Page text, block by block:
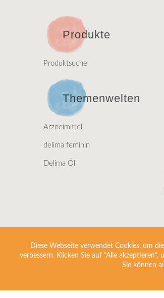
Diese Webseite verwendet Cookies, um
verbessern. Klicken Sie auf "Alle
Sie können
Produkte
Produktsuche
Themenwelten
Arzneimittel
delima feminin
Delima Öl